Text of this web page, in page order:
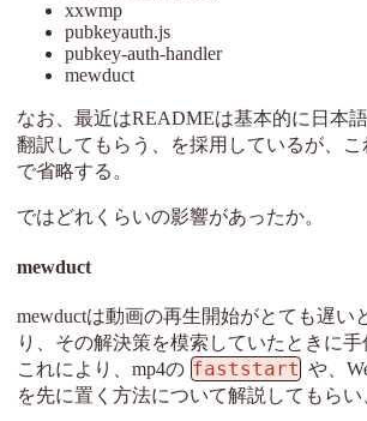
xxwmp
pubkeyauth.js
pubkey-auth-handler
mewduct
なお、最近はREADMEは基本的に日本
翻訳してもらう、を採用しているが、
で省略する。
ではどれくらいの影響があったか。
mewduct
mewductは動画の再生開始がとても遅い
り、その解決策を模索していたときに手
これにより、mp4の faststart や、
を先に置く方法について解説してもらい